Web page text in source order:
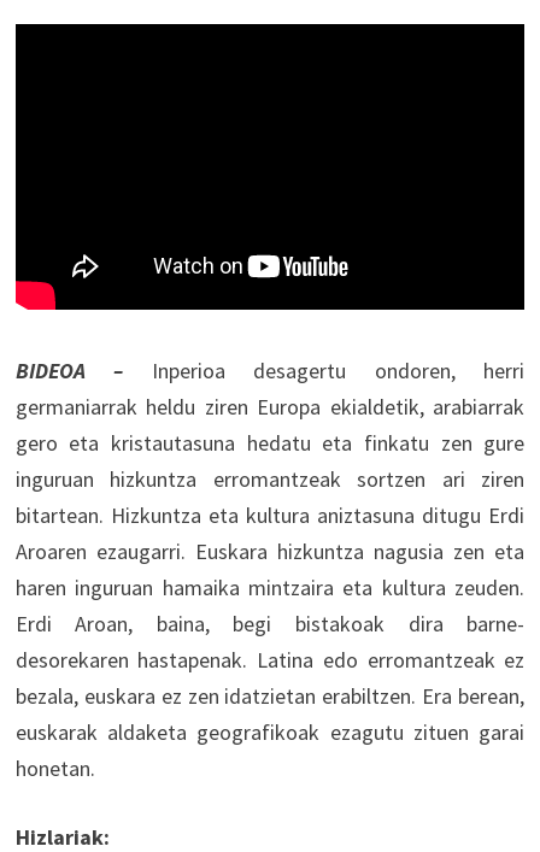
BIDEOA – Inperioa desagertu ondoren, herri
germaniarrak heldu ziren Europa ekialdetik, arabiarrak
gero eta kristautasuna hedatu eta finkatu zen gure
inguruan hizkuntza erromantzeak sortzen ari ziren
bitartean. Hizkuntza eta kultura aniztasuna ditugu Erdi
Aroaren ezaugarri. Euskara hizkuntza nagusia zen eta
haren inguruan hamaika mintzaira eta kultura zeuden.
Erdi Aroan, baina, begi bistakoak dira barne-
desorekaren hastapenak. Latina edo erromantzeak ez
bezala, euskara ez zen idatzietan erabiltzen. Era berean,
euskarak aldaketa geografikoak ezagutu zituen garai
honetan.
Hizlariak: